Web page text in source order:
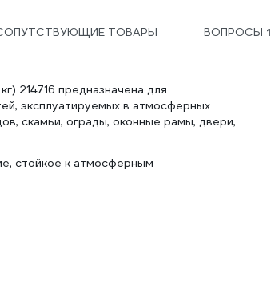
ТОВАРЫ ВОПРОСЫ 1
214716 предназначена для
эксплуатируемых в атмосферных
скамьи, ограды, оконные рамы, двери,
стойкое к атмосферным